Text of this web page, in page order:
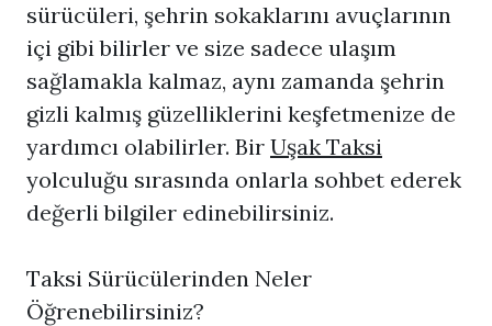
sürücüleri, şehrin sokaklarını avuçlarının
içi gibi bilirler ve size sadece ulaşım
sağlamakla kalmaz, aynı zamanda şehrin
gizli kalmış güzelliklerini keşfetmenize de
yardımcı olabilirler. Bir Uşak Taksi
yolculuğu sırasında onlarla sohbet ederek
değerli bilgiler edinebilirsiniz.
Taksi Sürücülerinden Neler
Öğrenebilirsiniz?